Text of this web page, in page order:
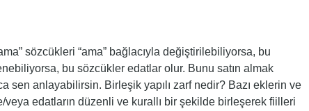
sözcükleri “ama” bağlacıyla değiştirilebiliyorsa, bu
bu sözcükler edatlar olur. Bunu satın almak
sen anlayabilirsin. Birleşik yapılı zarf nedir? Bazı eklerin ve
edatların düzenli ve kurallı bir şekilde birleşerek fiilleri